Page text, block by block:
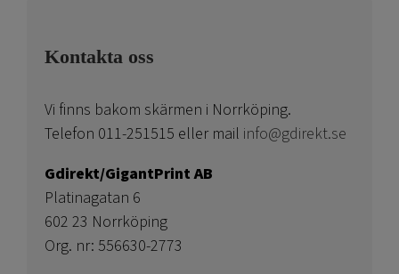
Kontakta oss
Vi finns bakom skärmen i Norrköping.
Telefon 011-251515 eller mail info@gdirekt.se
Gdirekt/GigantPrint AB
Platinagatan 6
602 23 Norrköping
Org. nr: 556630-2773